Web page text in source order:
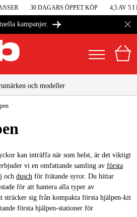
30 DAGARS ÖPPET KÖP 4,5 AV 5 I
kampanjer.
kan inträffa när som helst, är det viktigt
vi en omfattande samling av första
och dusch för frätande syror. Du hittar
för att hantera alla typer av
sträcker sig från kompakta första hjälpen-kit
första hjälpen-stationer för